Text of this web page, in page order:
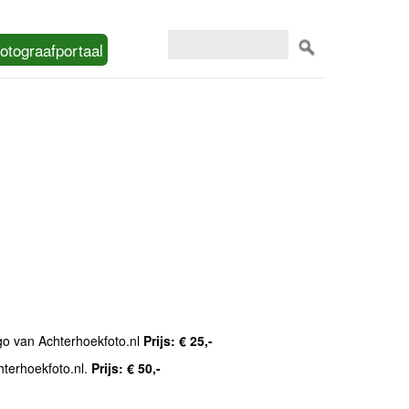
van Achterhoekfoto.nl Prijs: € 25,-
Prijs: € 50,-